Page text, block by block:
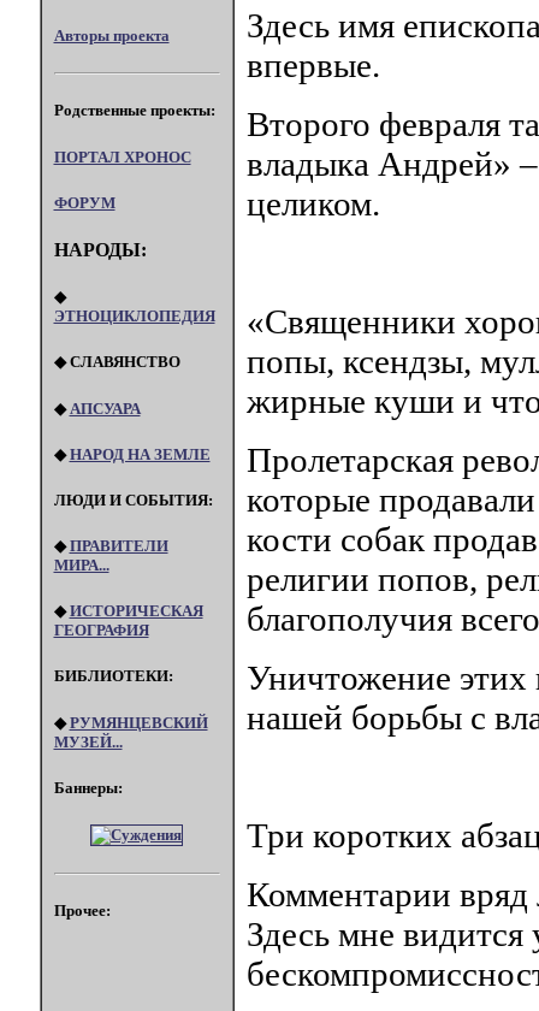
Авторы проекта
Родственные проекты:
ПОРТАЛ XPOHOC
ФОРУМ
НАРОДЫ:
◆
ЭТНОЦИКЛОПЕДИЯ
◆ СЛАВЯНСТВО
◆ АПСУАРА
◆НАРОД НА ЗЕМЛЕ
ЛЮДИ И СОБЫТИЯ:
◆ПРАВИТЕЛИ
МИРА...
◆ИСТОРИЧЕСКАЯ
ГЕОГРАФИЯ
БИБЛИОТЕКИ:
◆РУМЯНЦЕВСКИЙ
МУЗЕЙ...
Баннеры:
Прочее:
Здесь имя
впервые.
Второго февраля
владыка Андрей»
целиком.
«Священники
попы, ксендзы,
жирные куши и
Пролетарская
которые
кости собак
религии попов,
благополучия
Уничтожение этих
нашей борьбы с
Три коротких
Комментарии
Здесь мне